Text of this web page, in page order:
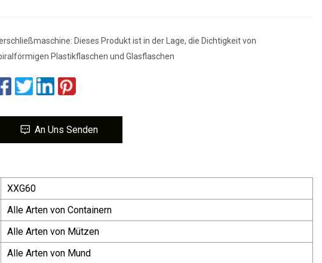
Dieses Produkt ist in der Lage, die Dichtigkeit von
Plastikflaschen und Glasflaschen
An Uns Senden
XXG60
Alle Arten von Containern
Alle Arten von Mützen
Alle Arten von Mund